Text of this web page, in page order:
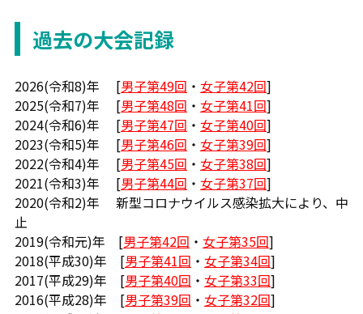
過去の大会記録
2026(令和8)年 [男子第49回 ・ 女子第42回]
2025(令和7)年 [男子第48回 ・ 女子第41回]
2024(令和6)年 [男子第47回 ・ 女子第40回]
2023(令和5)年 [男子第46回 ・ 女子第39回]
2022(令和4)年 [男子第45回 ・ 女子第38回]
2021(令和3)年 [男子第44回 ・ 女子第37回]
2020(令和2)年 新型コロナウイルス感染拡大により、中
止
2019(令和元)年 [男子第42回 ・ 女子第35回]
2018(平成30)年 [男子第41回 ・ 女子第34回]
2017(平成29)年 [男子第40回 ・ 女子第33回]
2016(平成28)年 [男子第39回 ・ 女子第32回]